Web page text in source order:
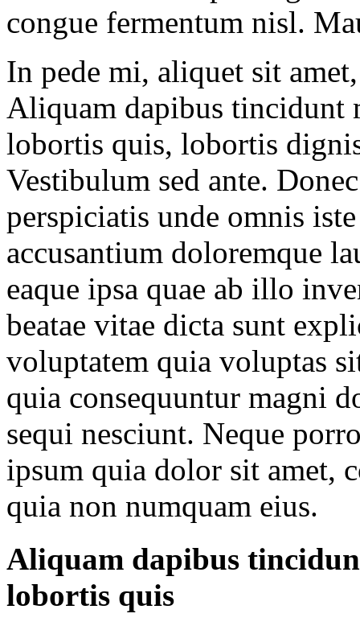
congue fermentum nisl.
In pede mi, aliquet sit
Aliquam dapibus tincidunt
lobortis quis, lobortis
Vestibulum sed ante.
perspiciatis unde omnis
accusantium doloremque
eaque ipsa quae ab illo
beatae vitae dicta sunt
voluptatem quia voluptas
quia consequuntur magni
sequi nesciunt. Neque
ipsum quia dolor sit amet,
quia non numquam eius.
Aliquam dapibus
lobortis quis